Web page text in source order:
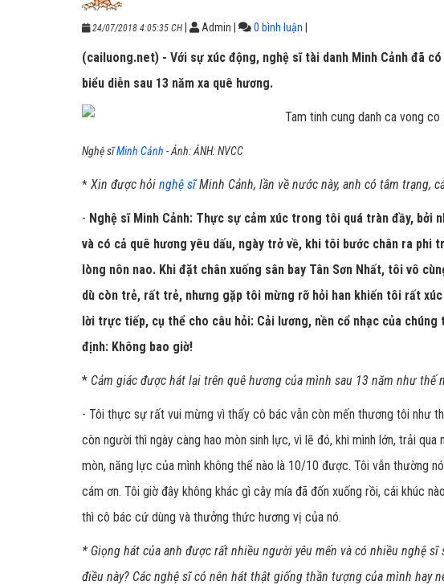
24/07/2018 4:05:35 CH Admin 0 bình luận
(cailuong.net) - Với sự xúc động, nghệ sĩ tài danh Minh Cảnh đã
biểu diễn sau 13 năm xa quê hương.
Nghệ sĩMinh Cảnh - Ảnh: ẢNH: NVCC
* Xin được hỏi nghệ sĩMinh Cảnh, lần về nước này, anh có tâm trạng,
- Nghệ sĩ Minh Cảnh: Thực sự cảm xúc trong tôi quá tràn đầy, bởi
và có cả quê hương yêu dấu, ngày trở về, khi tôi bước chân ra phi
lòng nôn nao. Khi đặt chân xuống sân bay Tân Sơn Nhất, tôi vô
dù còn trẻ, rất trẻ, nhưng gặp tôi mừng rỡ hỏi han khiến tôi rất
lời trực tiếp, cụ thể cho câu hỏi: Cải lương, nền cổ nhạc của
định: Không bao giờ!
* Cảm giác được hát lại trên quê hương của mình sau 13 năm như thế
- Tôi thực sự rất vui mừng vì thấy cô bác vẫn còn mến thương tôi như
còn người thì ngày càng hao mòn sinh lực, vì lẽ đó, khi mình lớn, trải
mòn, năng lực của mình không thể nào là 10/10 được. Tôi vẫn thường
cám ơn. Tôi giờ đây không khác gì cây mía đã đốn xuống rồi, cái khúc
thì cô bác cứ dùng và thưởng thức hương vị của nó.
* Giọng hát của anh được rất nhiều người yêu mến và có nhiều nghệ
điều này? Các nghệ sĩ có nên hát thật giống thần tượng của mình hay